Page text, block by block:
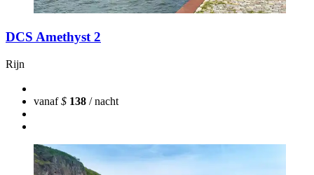
DCS Amethyst 2
Rijn
vanaf$ 138 / nacht